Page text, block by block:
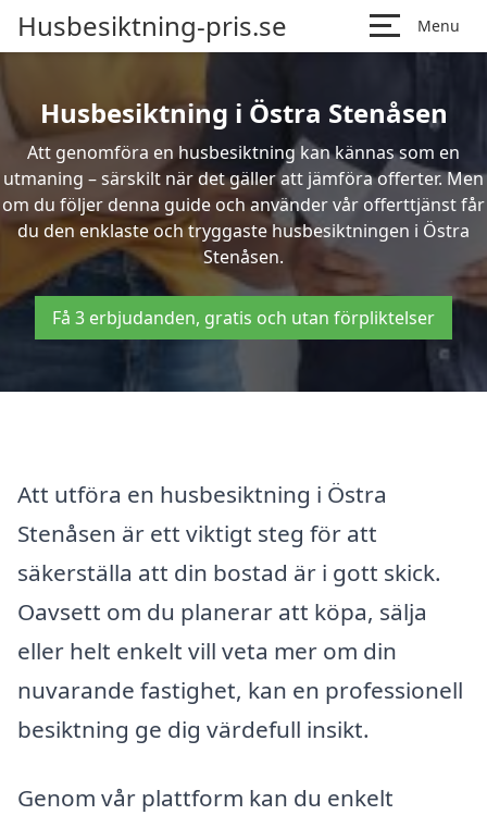
Husbesiktning-pris.se Menu
Husbesiktning i Östra Stenåsen
Att genomföra en husbesiktning kan kännas som en
utmaning – särskilt när det gäller att jämföra offerter. Men
om du följer denna guide och använder vår offerttjänst får
du den enklaste och tryggaste husbesiktningen i Östra
Stenåsen.
Få 3 erbjudanden, gratis och utan förpliktelser
Att utföra en husbesiktning i Östra
Stenåsen är ett viktigt steg för att
säkerställa att din bostad är i gott skick.
Oavsett om du planerar att köpa, sälja
eller helt enkelt vill veta mer om din
nuvarande fastighet, kan en professionell
besiktning ge dig värdefull insikt.
Genom vår plattform kan du enkelt